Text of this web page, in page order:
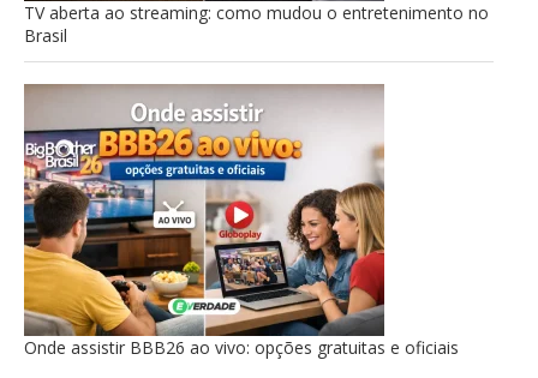
TV aberta ao streaming: como mudou o entretenimento no
Brasil
Onde assistir BBB26 ao vivo: opções gratuitas e oficiais